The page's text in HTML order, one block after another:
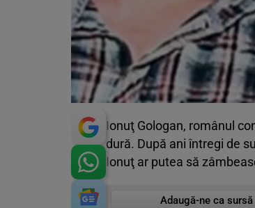
Ionuţ Gologan, românul
dură. După ani întregi de
Ionuţ ar putea să
Adaugă-ne ca